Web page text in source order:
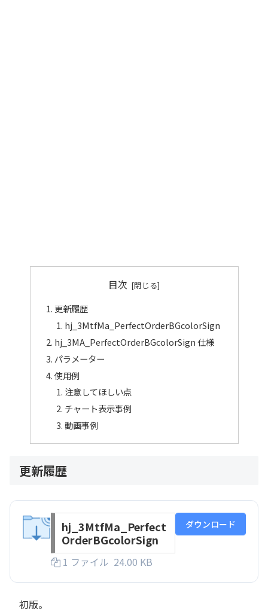
目次
更新履歴
hj_3MtfMa_PerfectOrderBGcolorSign
hj_3MA_PerfectOrderBGcolorSign 仕様
パラメーター
使用例
注意してほしい点
チャート表示事例
動画事例
更新履歴
hj_3MtfMa_Perfect
OrderBGcolorSign
1 ファイル 24.00 KB
ダウンロード
初版。